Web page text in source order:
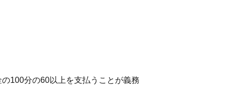
100分の60以上を支払うことが義務